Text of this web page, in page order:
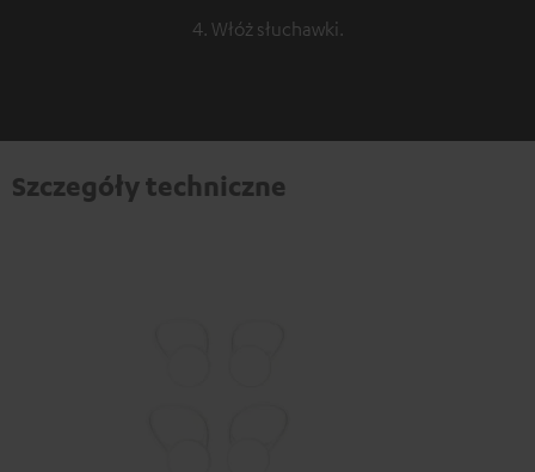
4. Włóż słuchawki.
Szczegóły techniczne